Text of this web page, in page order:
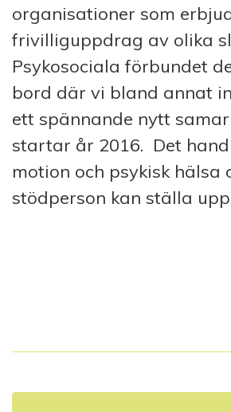
organisationer som
frivilliguppdrag av olika
Psykosociala förbundet
bord där vi bland annat
ett spännande nytt
startar år 2016. Det
motion och psykisk hälsa
stödperson kan ställa
n